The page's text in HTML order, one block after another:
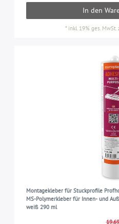
In den
* inkl. 19% ges. MwSt.
Montagekleber für Stuckprofile
MS-Polymerkleber für Innen- und
weiß 290 ml